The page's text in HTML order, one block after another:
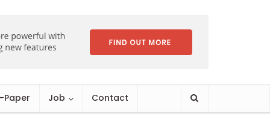
Paper Job Contact